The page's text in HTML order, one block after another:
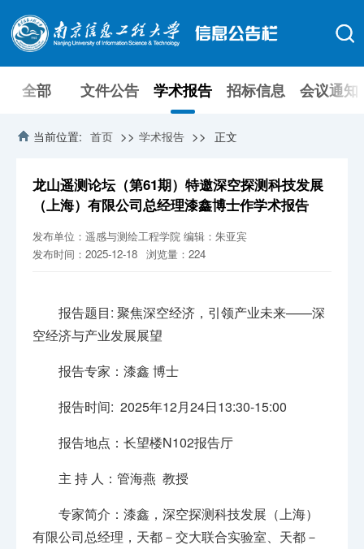
全部 文件公告 学术报告 招标信息 会议通知
当前位置: 首页 >> 学术报告 >> 正文
龙山遥测论坛（第61期）特邀深空探测科技发展
（上海）有限公司总经理漆鑫博士作学术报告
发布单位：遥感与测绘工程学院 编辑：朱亚宾
发布时间：2025-12-18 浏览量：224
报告题目: 聚焦深空经济，引领产业未来——深
空经济与产业发展展望
报告专家：漆鑫 博士
报告时间: 2025年12月24日13:30-15:00
报告地点：长望楼N102报告厅
主 持 人：管海燕 教授
专家简介：漆鑫，深空探测科技发展（上海）
有限公司总经理，天都－交大联合实验室、天都－